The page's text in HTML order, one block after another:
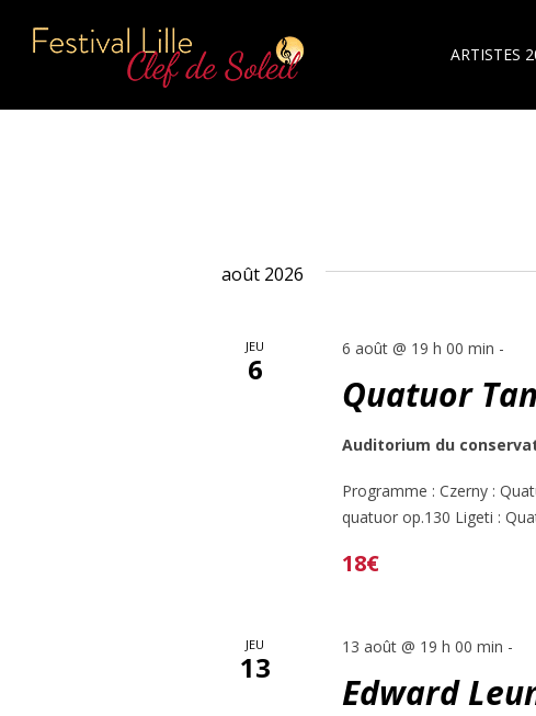
ARTISTES
août 2026
JEU
6
Quatuor
6 août @ 19 h 00 min -
Auditorium du
Programme : Czerny :
quatuor op.130 Ligeti :
18€
JEU
13
Edward
13 août @ 19 h 00 min -